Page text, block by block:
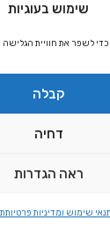
שימוש בעוגיות
לשפר את חוויית
קבלה
דחיה
ראה הגדרות
תנאי שימוש ומדיניות פרטיות